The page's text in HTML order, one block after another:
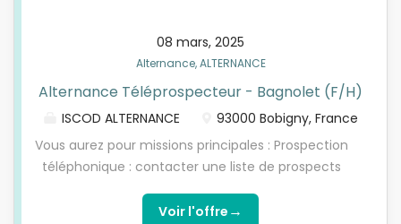
données dans le CRM de l'entreprise. Atteindre les
objectifs fixés (nombre d'audits, taux de
conversion, etc.).
08 mars, 2025
Alternance, ALTERNANCE
Alternance Téléprospecteur - Bagnolet (F/H)
ISCOD ALTERNANCE
93000 Bobigny, France
Vous aurez pour missions principales : Prospection
téléphonique : contacter une liste de prospects
rénovation énergétique (isolation, chauffage,
Voir l'offre →